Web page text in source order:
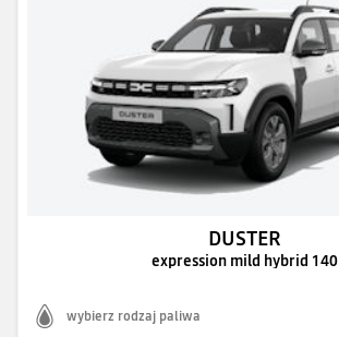
DUSTER
expression mild hybrid 140
wybierz rodzaj paliwa